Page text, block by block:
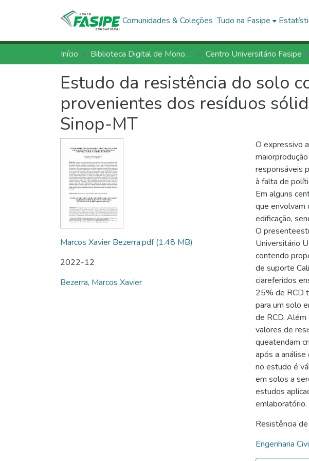
Comunidades & Coleções Tudo na Fasipe
Início Biblioteca Digital de Monografias - BDM/FASIPE Centro Universitário Fasipe
Estudo da resistência do solo
provenientes dos resíduos
Sinop-MT
Marcos Xavier Bezerra.pdf(1.48 MB)
2022-12
Bezerra, Marcos Xavier
O expressivo
responsáveis
à falta de
Em alguns
que envolvam
edificação,
O
Universitário
contendo
de suporte
ciareferidos
25% de RCD
para um solo
de RCD.
valores de
queatendam
após a
no estudo é
em solos a
estudos
emlaboratório.
Resistência
Engenharia